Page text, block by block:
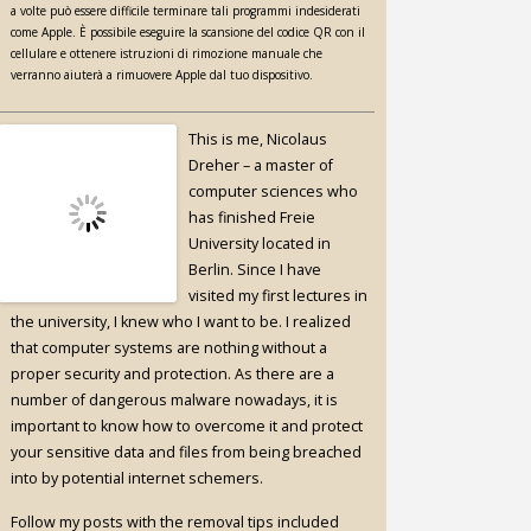
a volte può essere difficile terminare tali programmi indesiderati
come Apple. È possibile eseguire la scansione del codice QR con il
cellulare e ottenere istruzioni di rimozione manuale che
verranno aiuterà a rimuovere Apple dal tuo dispositivo.
This is me, Nicolaus
Dreher – a master of
computer sciences who
has finished Freie
University located in
Berlin. Since I have
visited my first lectures in
the university, I knew who I want to be. I realized
that computer systems are nothing without a
proper security and protection. As there are a
number of dangerous malware nowadays, it is
important to know how to overcome it and protect
your sensitive data and files from being breached
into by potential internet schemers.
Follow my posts with the removal tips included